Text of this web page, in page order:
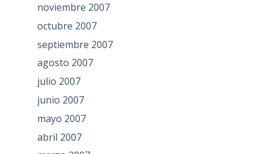
noviembre 2007
octubre 2007
septiembre 2007
agosto 2007
julio 2007
junio 2007
mayo 2007
abril 2007